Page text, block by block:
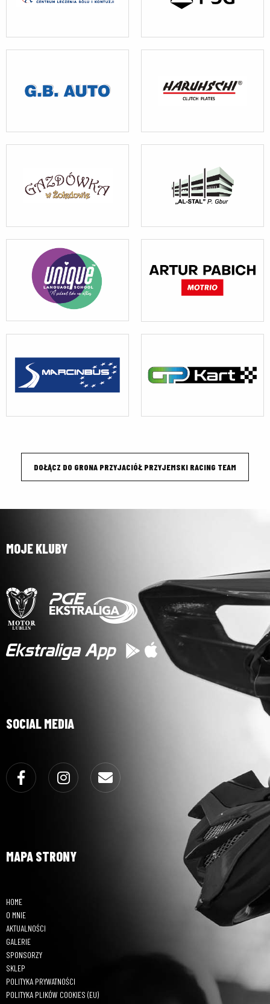
DOŁĄCZ DO GRONA PRZYJACIÓŁ PRZYJEMSKI RACING TEAM
MOJE KLUBY
SOCIAL MEDIA
Facebook Instagram
MAPA STRONY
HOME
O MNIE
AKTUALNOŚCI
GALERIE
SPONSORZY
SKLEP
POLITYKA PRYWATNOŚCI
POLITYKA PLIKÓW COOKIES (EU)